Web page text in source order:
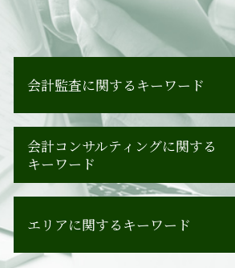
会計監査に関するキーワード
会計監査 経理
会計監査 必要
監査報告書 会社法
会計監査 対象
会計監査 期限
会計監査人 任期
会計監査 受けない
会計コンサルティングに関する
キーワード
会社分割 事業譲渡
エリアに関するキーワード